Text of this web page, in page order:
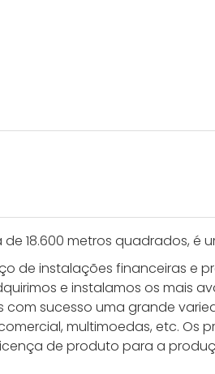
de 18.600 metros quadrados, é
de instalações financeiras e
e instalamos os mais
sucesso uma grande
multimoedas, etc. Os
licença de produto para a